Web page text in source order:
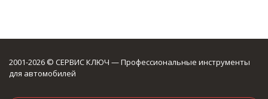
2001-2026 © СЕРВИС КЛЮЧ — Профессиональные инструменты
для автомобилей